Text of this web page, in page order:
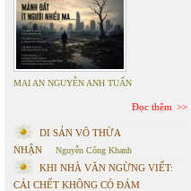
MAI AN NGUYỄN ANH TUẤN
Đọc thêm
DI SẢN VÔ THỪA
NHẬN
Nguyễn Công Khanh
KHI NHÀ VĂN NGỪNG VIẾT:
CÁI CHẾT KHÔNG CÓ ĐÁM